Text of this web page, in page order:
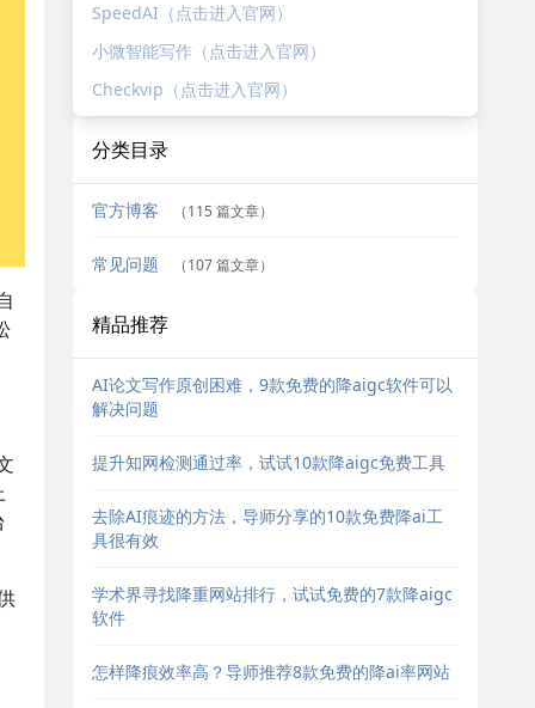
SpeedAI（点击进入官网）
小微智能写作（点击进入官网）
Checkvip（点击进入官网）
分类目录
官方博客 （115 篇文章）
常见问题 （107 篇文章）
精品推荐
AI论文写作原创困难，9款免费的降aigc软件可以
解决问题
提升知网检测通过率，试试10款降aigc免费工具
去除AI痕迹的方法，导师分享的10款免费降ai工
具很有效
学术界寻找降重网站排行，试试免费的7款降aigc
软件
怎样降痕效率高？导师推荐8款免费的降ai率网站